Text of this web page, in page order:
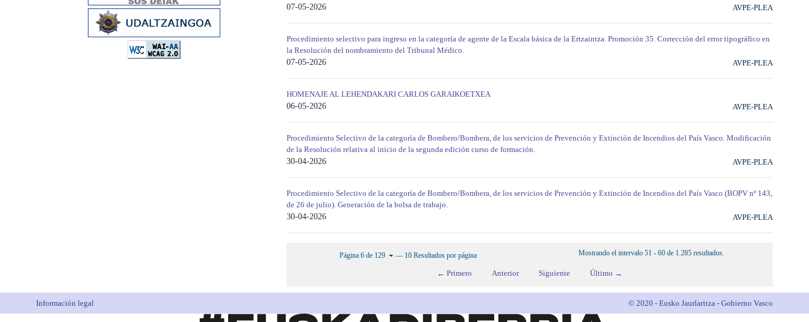
07-05-2026
AVPE-PLEA
Procedimiento selectivo para ingreso en la categoría de agente de la Escala básica de la Ertzaintza. Promoción 35. Corrección del error tipográfico en
la Resolución del nombramiento del Tribunal Médico.
07-05-2026
AVPE-PLEA
HOMENAJE AL LEHENDAKARI CARLOS GARAIKOETXEA
06-05-2026
AVPE-PLEA
Procedimiento Selectivo de la categoría de Bombero/Bombera, de los servicios de Prevención y Extinción de Incendios del País Vasco. Modificación
de la Resolución relativa al inicio de la segunda edición curso de formación.
30-04-2026
AVPE-PLEA
Procedimiento Selectivo de la categoría de Bombero/Bombera, de los servicios de Prevención y Extinción de Incendios del País Vasco (BOPV nº 143,
de 26 de julio). Generación de la bolsa de trabajo.
30-04-2026
AVPE-PLEA
Página 6 de 129 — 10 Resultados por página Mostrando el intervalo 51 - 60 de 1.285 resultados.
← Primero Anterior Siguiente Último →
Información legal © 2020 - Eusko Jaurlaritza - Gobierno Vasco